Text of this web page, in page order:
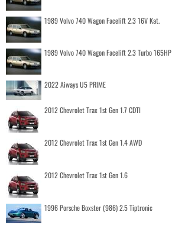
1989 Volvo 740 Wagon Facelift 2.3 16V Kat.
1989 Volvo 740 Wagon Facelift 2.3 Turbo 165HP
2022 Aiways U5 PRIME
2012 Chevrolet Trax 1st Gen 1.7 CDTI
2012 Chevrolet Trax 1st Gen 1.4 AWD
2012 Chevrolet Trax 1st Gen 1.6
1996 Porsche Boxster (986) 2.5 Tiptronic